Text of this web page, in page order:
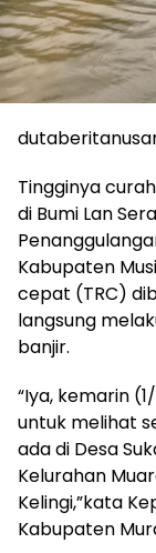
Tingginya
di Bumi Lan
Kabupaten
cepat (TRC)
langsung
banjir.
“Iya, kemarin
untuk melihat
ada di Desa
Kelurahan
Kelingi,”kata
Kabupaten